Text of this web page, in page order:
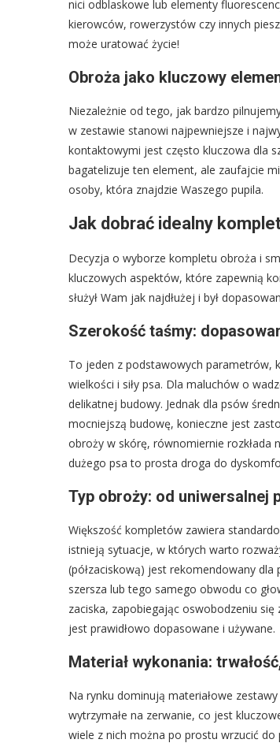
nici odblaskowe lub elementy
kierowców, rowerzystów czy innych
może uratować życie!
Obroża jako kluczowy
Niezależnie od tego, jak bardzo
w zestawie stanowi najpewniejsze i
kontaktowymi jest często kluczowa dla
bagatelizuje ten element, ale zaufajcie
osoby, która znajdzie Waszego pupila.
Jak dobrać idealny
Decyzja o wyborze kompletu obroża i
kluczowych aspektów, które zapewnią
służył Wam jak najdłużej i był
Szerokość taśmy:
To jeden z podstawowych parametrów,
wielkości i siły psa. Dla maluchów o
delikatnej budowy. Jednak dla psów
mocniejszą budowę, konieczne jest
obroży w skórę, równomiernie rozkłada
dużego psa to prosta droga do
Typ obroży: od uniwersalnej
Większość kompletów zawiera
istnieją sytuacje, w których warto
(półzaciskową) jest rekomendowany
szersza lub tego samego obwodu co
zaciska, zapobiegając oswobodzeniu
jest prawidłowo dopasowane i używane.
Materiał wykonania:
Na rynku dominują materiałowe
wytrzymałe na zerwanie, co jest
wiele z nich można po prostu wrzucić do